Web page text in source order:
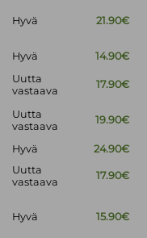
Hyvä 21.90€
Hyvä
14.90€
Uutta
vastaava
17.90€
Uutta
vastaava
19.90€
Hyvä 24.90€
Uutta
vastaava
17.90€
Hyvä 15.90€